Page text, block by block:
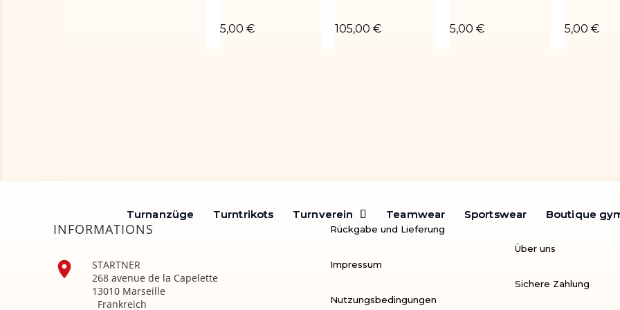
5,00 € 105,00 € 5,00 € 5,00 €
Turnanzüge Turntrikots Turnverein Teamwear Sportswear Boutique
Turnanzüge Turntrikots Turnverein Teamwear Sportswear Boutique
INFORMATIONS

STARTNER
268 avenue de la Capelette
13010 Marseille
Frankreich
Rückgabe und Lieferung
Impressum
Nutzungsbedingungen
Über uns
Sichere Zahlung